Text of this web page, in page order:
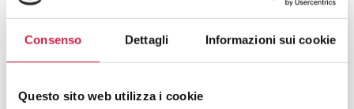
Consenso Dettagli Informazioni sui cookie
Questo sito web utilizza i cookie
Lombardia
Istituto Auxologico Italiano – IRCCS
Via Giuseppe Mercalli, 28